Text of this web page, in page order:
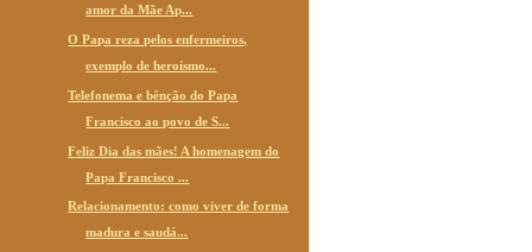
amor da Mãe Ap...
O Papa reza pelos enfermeiros,
exemplo de heroísmo...
Telefonema e bênção do Papa
Francisco ao povo de S...
Feliz Dia das mães! A homenagem do
Papa Francisco ...
Relacionamento: como viver de forma
madura e saudá...